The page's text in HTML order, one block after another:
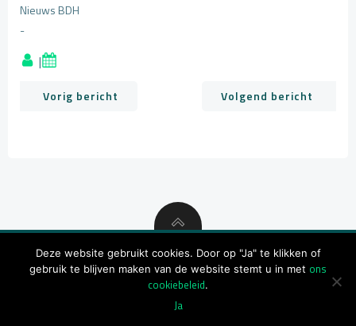
Nieuws BDH
-
|
Bericht
Vorig bericht
Bericht
Volgend bericht
© 2026 BDH
Deze website gebruikt cookies. Door op "Ja" te klikken of
gebruik te blijven maken van de website stemt u in met ons
cookiebeleid.
Ja